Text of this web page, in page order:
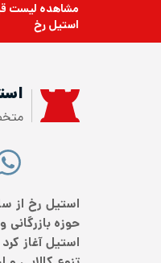
مشاهده لیست
استیل رخ
حوزه
استیل آغاز